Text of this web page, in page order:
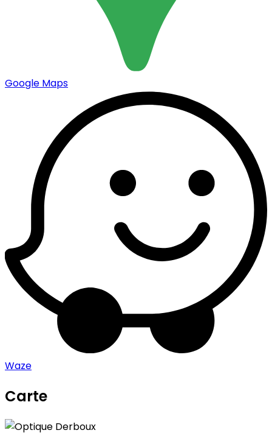
Google Maps
Waze
Carte
+